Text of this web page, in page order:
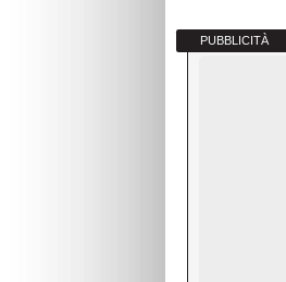
PUBBLICITÀ